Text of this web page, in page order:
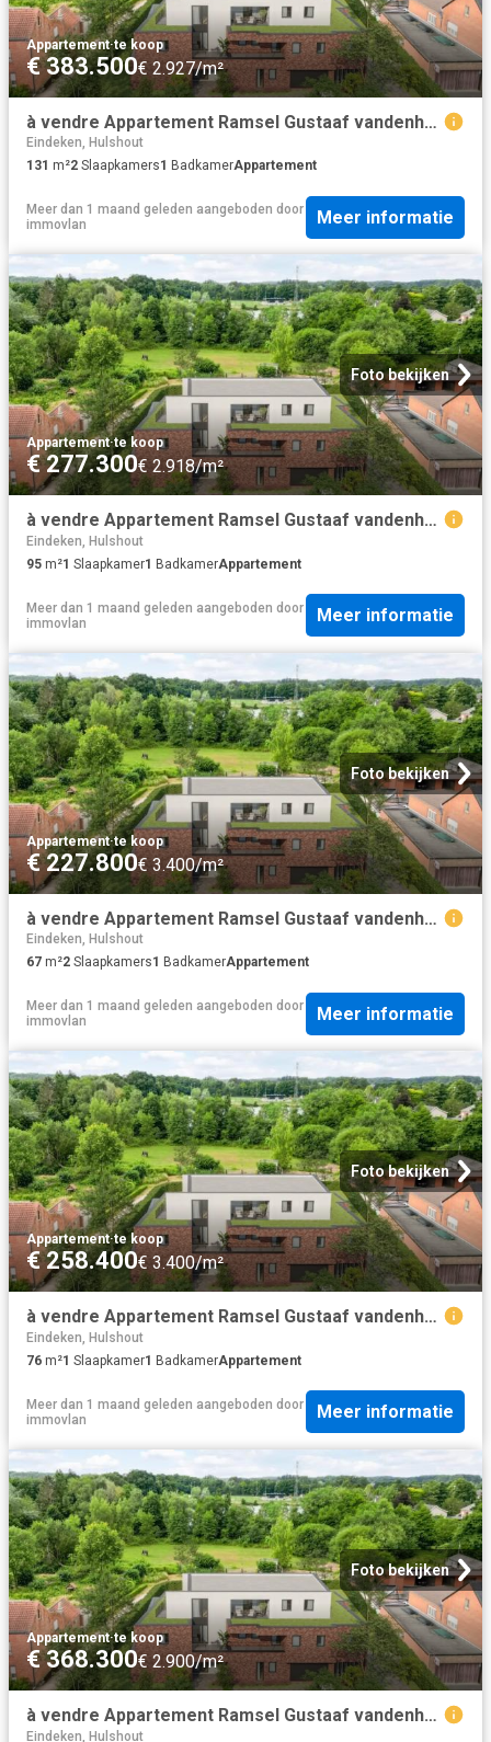
Appartement·te koop
€ 383.500€ 2.927/m²
à vendre Appartement Ramsel Gustaaf vandenheuvelstraat
Eindeken, Hulshout
131 m²2 Slaapkamers1 BadkamerAppartement
Meer dan 1 maand geleden aangeboden door
immovlan
Meer informatie
Foto bekijken
Appartement·te koop
€ 277.300€ 2.918/m²
à vendre Appartement Ramsel Gustaaf vandenheuvelstraat
Eindeken, Hulshout
95 m²1 Slaapkamer1 BadkamerAppartement
Meer dan 1 maand geleden aangeboden door
immovlan
Meer informatie
Foto bekijken
Appartement·te koop
€ 227.800€ 3.400/m²
à vendre Appartement Ramsel Gustaaf vandenheuvelstraat
Eindeken, Hulshout
67 m²2 Slaapkamers1 BadkamerAppartement
Meer dan 1 maand geleden aangeboden door
immovlan
Meer informatie
Foto bekijken
Appartement·te koop
€ 258.400€ 3.400/m²
à vendre Appartement Ramsel Gustaaf vandenheuvelstraat
Eindeken, Hulshout
76 m²1 Slaapkamer1 BadkamerAppartement
Meer dan 1 maand geleden aangeboden door
immovlan
Meer informatie
Foto bekijken
Appartement·te koop
€ 368.300€ 2.900/m²
à vendre Appartement Ramsel Gustaaf vandenheuvelstraat
Eindeken, Hulshout